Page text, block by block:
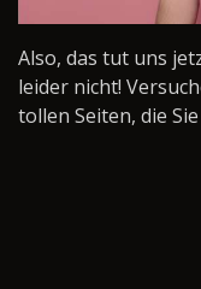
Also, das tut uns
leider nicht!
tollen Seiten, die